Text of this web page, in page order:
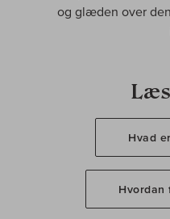
og glæden over
Hvad
Hvordan